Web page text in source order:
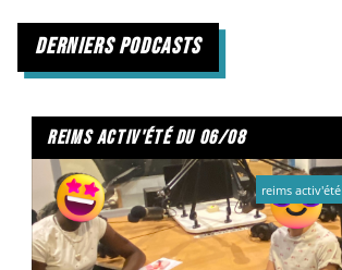
derniers podcasts
reims activ'été du 06/08
reims activ'été